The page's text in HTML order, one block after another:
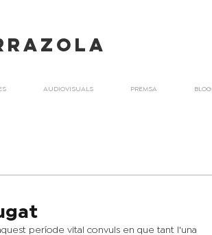
AUDIOVISUALS PREMSA BLOG
període vital convuls en que tant l'una